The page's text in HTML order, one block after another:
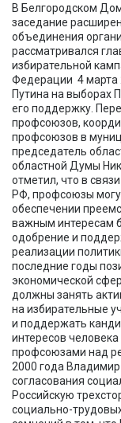
В Белгородском
заседание
объединения
рассматривался
избирательной
Федерации 4 марта
Путина на выборах
его поддержку.
профсоюзов,
профсоюзов в
председатель
областной Думы
отметил, что в
РФ, профсоюзы
обеспечении
важным интересам
одобрение и
реализации
последние годы
экономической
должны занять
на избирательные
и поддержать
интересов
профсоюзами над
2000 года
согласования
Российскую
социально-